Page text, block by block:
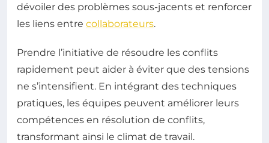
dévoiler des problèmes sous-jacents et renforcer
les liens entre collaborateurs.
Prendre l’initiative de résoudre les conflits
rapidement peut aider à éviter que des tensions
ne s’intensifient. En intégrant des techniques
pratiques, les équipes peuvent améliorer leurs
compétences en résolution de conflits,
transformant ainsi le climat de travail.